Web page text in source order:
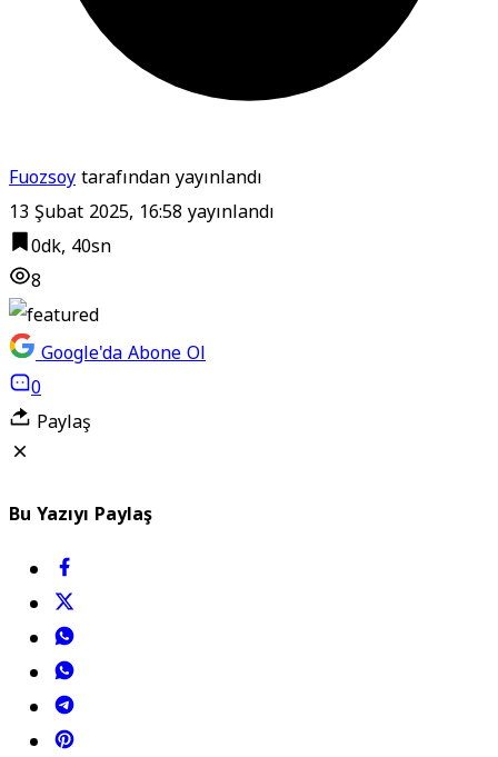
Fuozsoytarafından yayınlandı
13 Şubat 2025, 16:58yayınlandı
0dk, 40sn
8
Google'da Abone Ol
0
Paylaş
Bu Yazıyı Paylaş